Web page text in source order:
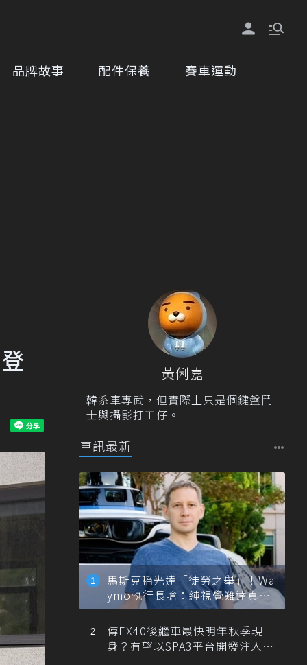
品牌故事 配件保養 賽車運動
黃俐嘉
韓系車專武，但實際上只是個鍵盤鬥
士與攝影打工仔。
車訊最新
馬斯克稱光達「徒勞之舉」！Wa
ymo執行長嗆：純視覺難達真正
自動駕駛
傳EX40後繼車最快明年秋季現
身？有望以SPA3平台開發注入80